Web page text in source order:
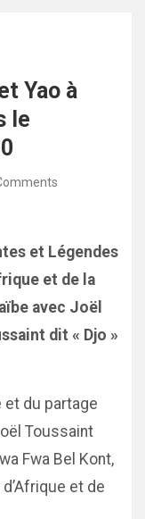
Yao à
le
et Légendes
et de la
avec Joël
dit « Djo »
et du partage
Toussaint
Fwa Bel Kont,
et de